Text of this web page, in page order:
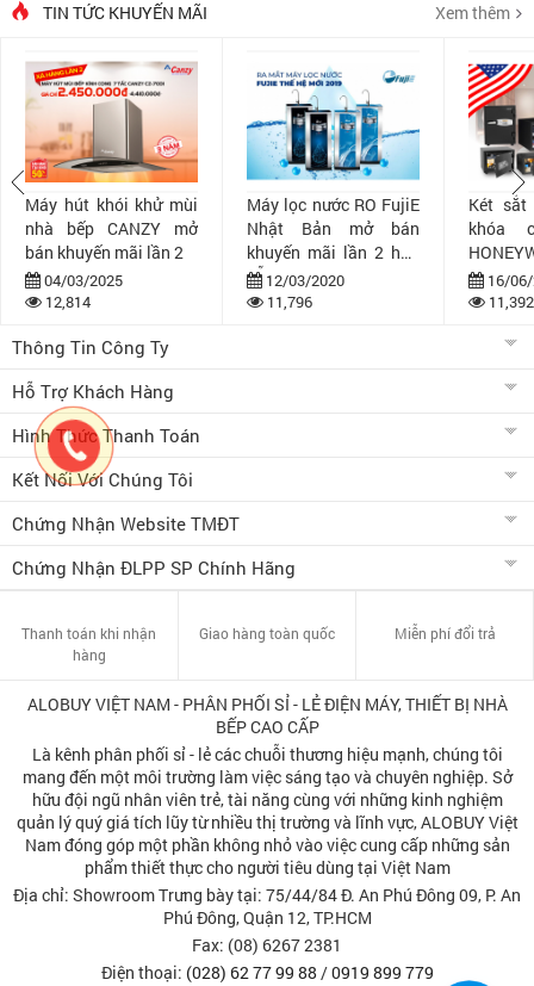
TIN TỨC KHUYẾN MÃI Xem thêm
Máy hút khói khử mùi
nhà bếp CANZY mở
bán khuyến mãi lần 2
04/03/2025
12,814
Máy lọc nước RO FujiE
Nhật Bản mở bán
khuyến mãi lần 2 hấp
dẫn12/03/2020
11,796
Két sắt
khóa
bán16/
11,392
Thông Tin Công Ty
Hỗ Trợ Khách Hàng
Hình Thức Thanh Toán
Kết Nối Với Chúng Tôi
Chứng Nhận Website TMĐT
Chứng Nhận ĐLPP SP Chính Hãng
Thanh toán khi nhận
hàng
Giao hàng toàn quốc Miễn phí đổi trả
ALOBUY VIỆT NAM - PHÂN PHỐI SỈ - LẺ ĐIỆN MÁY, THIẾT BỊ NHÀ
BẾP CAO CẤP
Là kênh phân phối sỉ - lẻ các chuỗi thương hiệu mạnh, chúng tôi
mang đến một môi trường làm việc sáng tạo và chuyên nghiệp. Sở
hữu đội ngũ nhân viên trẻ, tài năng cùng với những kinh nghiệm
quản lý quý giá tích lũy từ nhiều thị trường và lĩnh vực, ALOBUY Việt
Nam đóng góp một phần không nhỏ vào việc cung cấp những sản
phẩm thiết thực cho người tiêu dùng tại Việt Nam
Địa chỉ: Showroom Trưng bày tại: 75/44/84 Đ. An Phú Đông 09, P. An
Phú Đông, Quận 12, TP.HCM
Fax: (08) 6267 2381
Điện thoại: (028) 62 77 99 88 /0919 899 779